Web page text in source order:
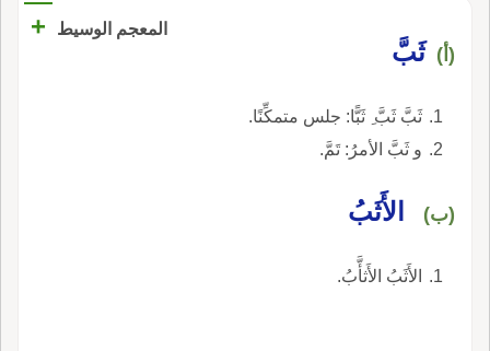
المعجم الوسيط +
(أ) ثَبَّ
ثَبَّ ثَبَّ ِ ثَبًّا: جلس متمكِّنًا.
و ثَبَّ الأمرُ: تَمَّ.
(ب) الأَثَبُ
الأَثَبُ الأَثأَّبُ.